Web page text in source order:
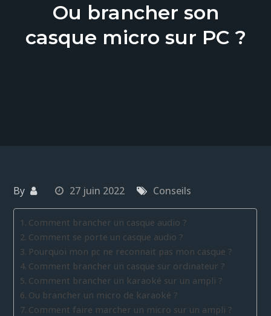
Ou brancher son
casque micro sur PC ?
By 27 juin 2022 Conseils
Comment brancher un casque audio ?
Comment se porte un casque audio ?
Pourquoi mon pc ne reconnait pas mon casque ?
Comment brancher un casque sur ordinateur ?
Comment brancher un karaoké sur un ampli ?
Ou brancher un micro de karaoké ?
Comment faire marcher un micro sur un ampli ?